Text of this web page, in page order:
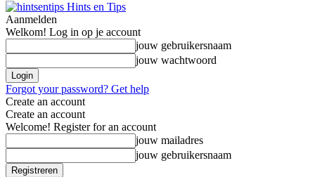
Hints en Tips
Aanmelden
Welkom! Log in op je account
jouw gebruikersnaam
jouw wachtwoord
Forgot your password? Get help
Create an account
Create an account
Welcome! Register for an account
jouw mailadres
jouw gebruikersnaam